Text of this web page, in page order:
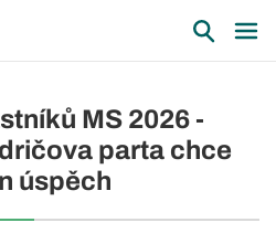
MS 2026 -
parta chce
úspěch